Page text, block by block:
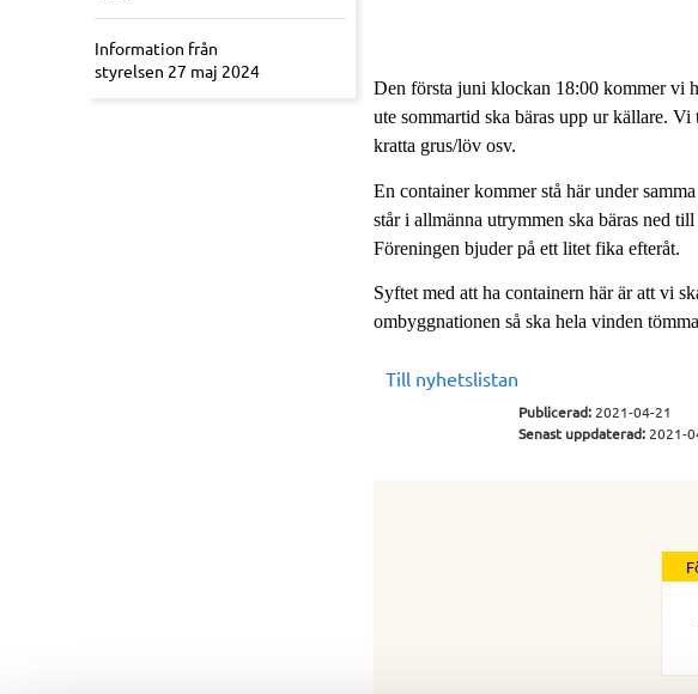
Information från
styrelsen 27 maj 2024
Den första juni klockan 18:00 kommer vi
ute sommartid ska bäras upp ur källare.
kratta grus/löv osv.
En container kommer stå här under
står i allmänna utrymmen ska bäras ned
Föreningen bjuder på ett litet fika efteråt.
Syftet med att ha containern här är att vi
ombyggnationen så ska hela vinden
Till nyhetslistan
Publicerad: 2021-04-21
Senast uppdaterad: 2021-